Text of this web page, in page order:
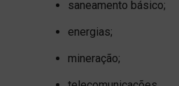
saneamento básico;
energias;
mineração;